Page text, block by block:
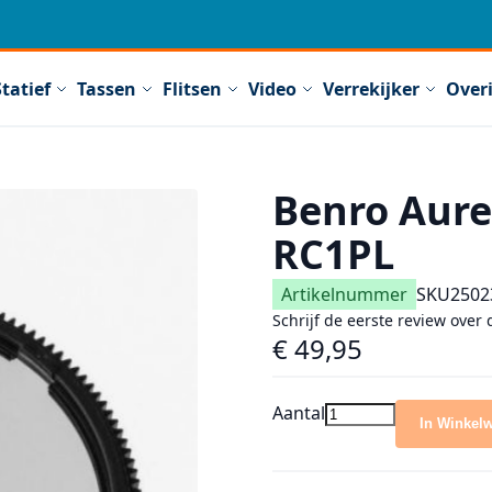
Tassen Flitsen Video Verrekijker
Benro
RC1PL
Artikelnummer SKU
Schrijf de eerste review over
€ 49,95
Aantal In